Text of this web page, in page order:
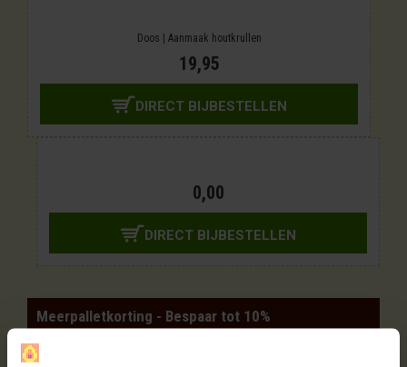
Doos | Aanmaak houtkrullen
19,95
DIRECT BIJBESTELLEN
0,00
DIRECT BIJBESTELLEN
Meerpalletkorting - Bespaar tot 10%